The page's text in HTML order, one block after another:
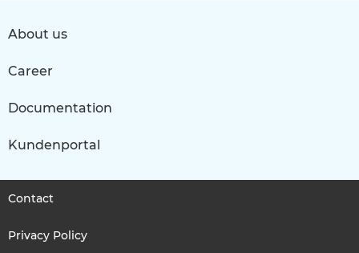
About us
Career
Documentation
Kundenportal
Contact
Privacy Policy